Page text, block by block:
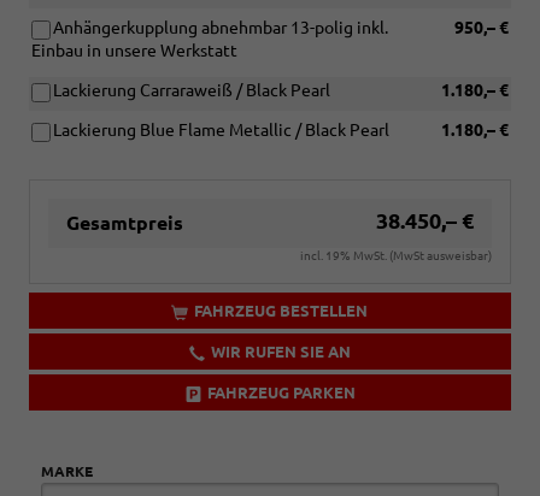
950,– €
Anhängerkupplung abnehmbar 13-polig inkl.
Einbau in unsere Werkstatt
1.180,– €
Lackierung Carraraweiß / Black Pearl
1.180,– €
Lackierung Blue Flame Metallic / Black Pearl
Gesamtpreis 38.450,– €
incl. 19% MwSt. (MwSt ausweisbar)
FAHRZEUG BESTELLEN
WIR RUFEN SIE AN
FAHRZEUG PARKEN
MARKE